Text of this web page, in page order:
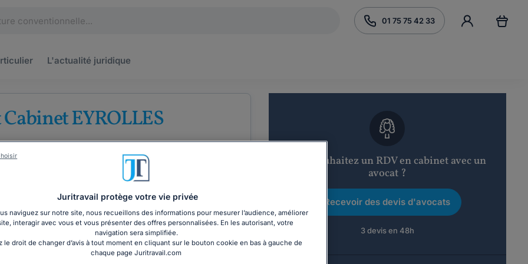
01 75 75 42 33
L'actualité juridique
EYROLLES
au barreau de Paris
Droit des entreprises
COORDONNÉES
Vous souhaitez un RDV en cabinet avec un
avocat ?
Recevoir des devis d'avocats
3 devis en 48h
Juritravail protège votre vie privée
naviguez sur notre site, nous recueillons des informations pour mesurer l’audience, améliorer
interagir avec vous et vous présenter des offres personnalisées. En les autorisant, votre
navigation sera simplifiée.
le droit de changer d’avis à tout moment en cliquant sur le bouton cookie en bas à gauche de
chaque page Juritravail.com